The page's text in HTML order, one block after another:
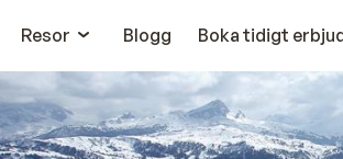
Resor
Blogg Boka tidigt